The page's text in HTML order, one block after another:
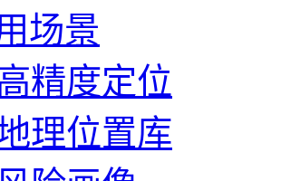
场景
精度定位
理位置库